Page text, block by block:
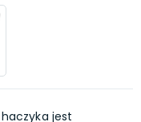
jest